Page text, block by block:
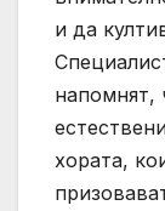
и да
напомнят,
хората,